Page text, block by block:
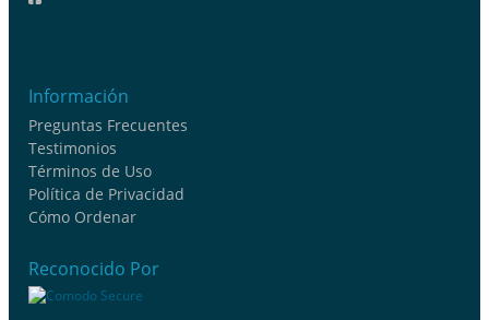
Información
Preguntas Frecuentes
Testimonios
Términos de Uso
Política de Privacidad
Cómo Ordenar
Reconocido Por